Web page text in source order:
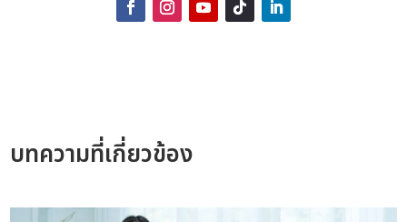
บทความที่เกี่ยวข้อง